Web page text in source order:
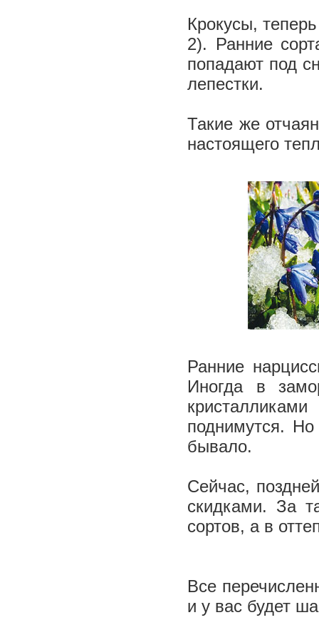
Крокусы,
2). Ранние
попадают под
лепестки.
Такие же
настоящего
Ранние
Иногда в
поднимутся.
бывало.
Сейчас,
скидками. За
сортов, а в
Все
и у вас будет